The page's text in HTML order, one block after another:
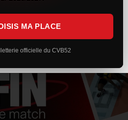
MA PLACE
officielle du CVB52